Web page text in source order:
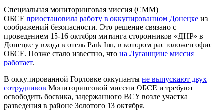
Специальная мониторинговая миссия (СММ)
ОБСЕ приостановила работу в оккупированном Донецке из
соображений безопасности. Это решение связано с
проведением 15-16 октября митинга сторонников «ДНР» в
Донецке у входа в отель Park Inn, в котором расположен офис
ОБСЕ. Позже стало известно, что на Луганщине миссия
работает.
В оккупированной Горловке оккупанты не выпускают двух
сотрудников Мониторинговой миссии ОБСЕ и требуют
освободить боевика, задержанного ВСУ возле участка
разведения в районе Золотого 13 октября.